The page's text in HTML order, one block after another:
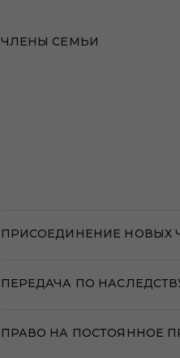
ЧЛЕНЫ СЕМЬИ
ПРИСОЕДИНЕНИЕ НОВЫХ
ПЕРЕДАЧА ПО
ПРАВО НА ПОСТОЯННОЕ